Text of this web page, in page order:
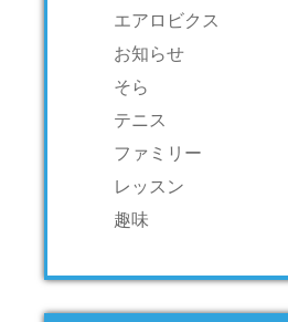
エアロビクス
お知らせ
そら
テニス
ファミリー
レッスン
趣味